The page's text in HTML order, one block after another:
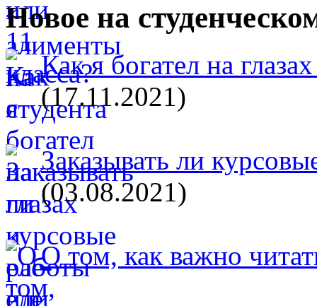
Новое на
Как я богател на
(17.11.2021)
Заказывать ли
(03.08.2021)
О том, как важно